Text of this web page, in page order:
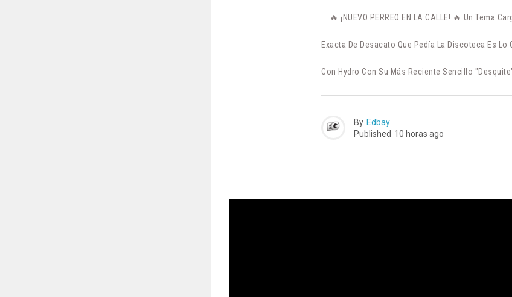
🔥 ¡NUEVO PERREO EN LA CALLE! 🔥 Un Tema
Exacta De Desacato Que Pedía La Discoteca Es
Con Hydro Con Su Más Reciente Sencillo
By Edbay
Published 10 horas ago